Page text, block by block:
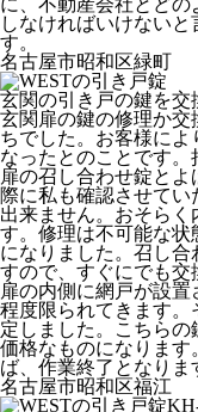
に、不動産会社とど
しなければいけない
す。
名古屋市昭和区緑町
玄関の引き戸の鍵を交
玄関扉の鍵の修理か交
ちでした。お客様によ
なったとのことです
扉の召し合わせ錠と
際に私も確認させて
出来ません。おそらく
す。修理は不可能な状
になりました。召し合
すので、すぐにでも
扉の内側に網戸が設
程度限られてきます。
定しました。こちら
価格なものになりま
ば、作業終了となりま
名古屋市昭和区福江